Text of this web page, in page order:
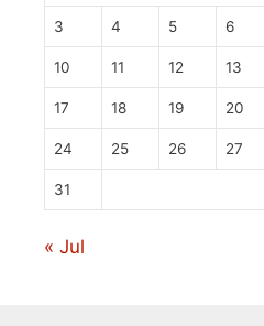
3 4 5 6
10 11 12 13
17 18 19 20
24 25 26 27
31
« Jul